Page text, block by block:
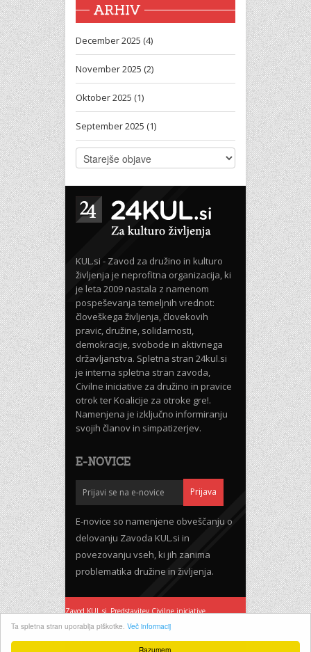
Razumem.
Ta spletna stran uporablja piškotke. Več informacij
ARHIV
December 2025 (4)
November 2025 (2)
Oktober 2025 (1)
September 2025 (1)
KUL.si - Zavod za družino in kulturo
življenja je neprofitna organizacija, ki
je leta 2009 nastala z namenom
pospeševanja temeljnih vrednot:
človeškega življenja, človekovih
pravic, družine, solidarnosti,
demokracije, svobode in aktivnega
državljanstva. Spletna stran 24kul.si
je interna spletna stran zavoda,
Civilne iniciative za družino in pravice
otrok ter Koalicije za otroke gre!.
Namenjena je izključno informiranju
svojih članov in simpatizerjev.
E-NOVICE
E-novice so namenjene obveščanju o
delovanju Zavoda KUL.si in
povezovanju vseh, ki jih zanima
problematika družine in življenja.
Zavod KUL.si Predstavitev Civilne iniciative
Pogoji uporabe
Podpri delovanje 24KUL.si - Pohod za življenje 2020